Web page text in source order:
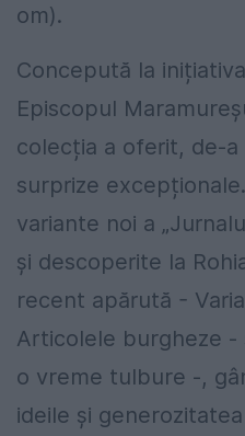
om).
Concepută la
Episcopul
colecția a oferit, de-
surprize
variante noi a
și descoperite la
recent apărută -
Articolele burgheze
o vreme tulbure -,
ideile și